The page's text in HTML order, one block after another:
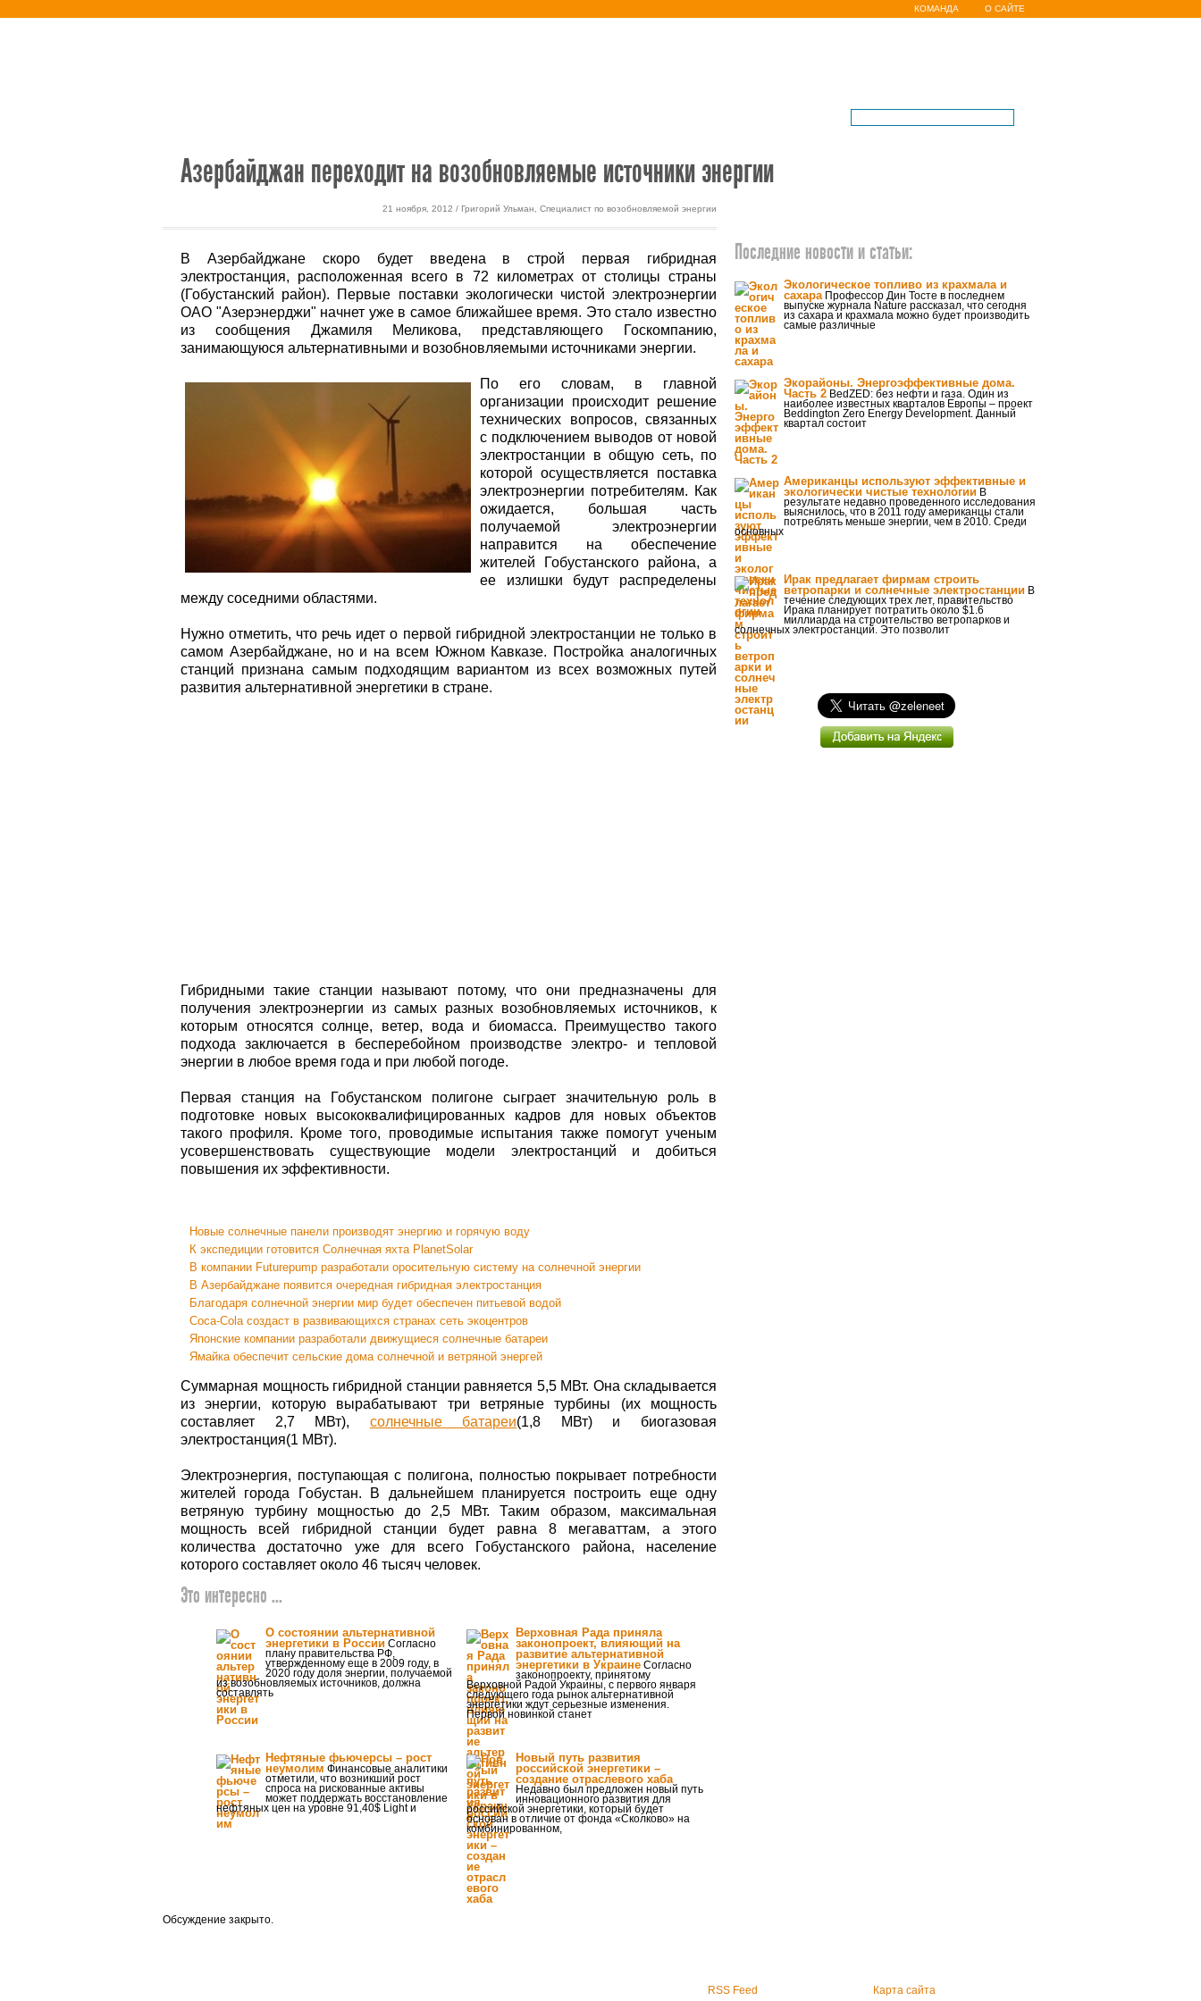
КОМАНДА О САЙТЕ
Азербайджан переходит на возобновляемые источники энергии
21 ноября, 2012 / Григорий Ульман, Специалист по возобновляемой энергии
В Азербайджане скоро будет введена в строй первая гибридная
электростанция, расположенная всего в 72 километрах от столицы страны
(Гобустанский район). Первые поставки экологически чистой электроэнергии
ОАО "Азерэнерджи" начнет уже в самое ближайшее время. Это стало известно
из сообщения Джамиля Меликова, представляющего Госкомпанию,
занимающуюся альтернативными и возобновляемыми источниками энергии.
По его словам, в главной
организации происходит решение
технических вопросов, связанных
с подключением выводов от новой
электростанции в общую сеть, по
которой осуществляется поставка
электроэнергии потребителям. Как
ожидается, большая часть
получаемой электроэнергии
направится на обеспечение
жителей Гобустанского района, а
ее излишки будут распределены
между соседними областями.
Нужно отметить, что речь идет о первой гибридной электростанции не только в
самом Азербайджане, но и на всем Южном Кавказе. Постройка аналогичных
станций признана самым подходящим вариантом из всех возможных путей
развития альтернативной энергетики в стране.
Гибридными такие станции называют потому, что они предназначены для
получения электроэнергии из самых разных возобновляемых источников, к
которым относятся солнце, ветер, вода и биомасса. Преимущество такого
подхода заключается в бесперебойном производстве электро- и тепловой
энергии в любое время года и при любой погоде.
Первая станция на Гобустанском полигоне сыграет значительную роль в
подготовке новых высококвалифицированных кадров для новых объектов
такого профиля. Кроме того, проводимые испытания также помогут ученым
усовершенствовать существующие модели электростанций и добиться
повышения их эффективности.
Новые солнечные панели производят энергию и горячую воду
К экспедиции готовится Солнечная яхта PlanetSolar
В компании Futurepump разработали оросительную систему на солнечной энергии
В Азербайджане появится очередная гибридная электростанция
Благодаря солнечной энергии мир будет обеспечен питьевой водой
Coca-Cola создаст в развивающихся странах сеть экоцентров
Японские компании разработали движущиеся солнечные батареи
Ямайка обеспечит сельские дома солнечной и ветряной энергей
Суммарная мощность гибридной станции равняется 5,5 МВт. Она складывается
из энергии, которую вырабатывают три ветряные турбины (их мощность
составляет 2,7 МВт), солнечные батареи(1,8 МВт) и биогазовая
электростанция(1 МВт).
Электроэнергия, поступающая с полигона, полностью покрывает потребности
жителей города Гобустан. В дальнейшем планируется построить еще одну
ветряную турбину мощностью до 2,5 МВт. Таким образом, максимальная
мощность всей гибридной станции будет равна 8 мегаваттам, а этого
количества достаточно уже для всего Гобустанского района, население
которого составляет около 46 тысяч человек.
Это интересно ...
О состоянии альтернативной
энергетики в России Согласно
плану правительства РФ,
утвержденному еще в 2009 году, в
2020 году доля энергии, получаемой
из возобновляемых источников, должна
составлять
Верховная Рада приняла
законопроект, влияющий на
развитие альтернативной
энергетики в Украине Согласно
законопроекту, принятому
Верховной Радой Украины, с первого января
следующего года рынок альтернативной
энергетики ждут серьезные изменения.
Первой новинкой станет
Нефтяные фьючерсы – рост
неумолим Финансовые аналитики
отметили, что возникший рост
спроса на рискованные активы
может поддержать восстановление
нефтяных цен на уровне 91,40$ Light и
Новый путь развития
российской энергетики –
создание отраслевого хаба
Недавно был предложен новый путь
инновационного развития для
российской энергетики, который будет
основан в отличие от фонда «Сколково» на
комбинированном,
Последние новости и статьи:
Экологическое топливо из крахмала и
сахараПрофессор Дин Тосте в последнем
выпуске журнала Nature рассказал, что сегодня
из сахара и крахмала можно будет производить
самые различные
Экорайоны. Энергоэффективные дома.
Часть 2 BedZED: без нефти и газа. Один из
наиболее известных кварталов Европы – проект
Beddington Zero Energy Development. Данный
квартал состоит
Американцы используют эффективные и
экологически чистые технологии В
результате недавно проведенного исследования
выяснилось, что в 2011 году американцы стали
потреблять меньше энергии, чем в 2010. Среди
основных
Ирак предлагает фирмам строить
ветропарки и солнечные электростанции В
течение следующих трех лет, правительство
Ирака планирует потратить около $1.6
миллиарда на строительство ветропарков и
солнечных электростанций. Это позволит
Обсуждение закрыто.
Карта сайта
RSS Feed